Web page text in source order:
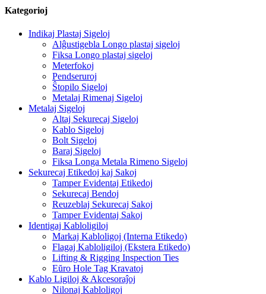
Kategorioj
Indikaj Plastaj Sigeloj
Alĝustigebla Longo plastaj sigeloj
Fiksa Longo plastaj sigeloj
Meterfokoj
Pendseruroj
Ŝtopilo Sigeloj
Metalaj Rimenaj Sigeloj
Metalaj Sigeloj
Altaj Sekurecaj Sigeloj
Kablo Sigeloj
Bolt Sigeloj
Baraj Sigeloj
Fiksa Longa Metala Rimeno Sigeloj
Sekurecaj Etikedoj kaj Sakoj
Tamper Evidentaj Etikedoj
Sekurecaj Bendoj
Reuzeblaj Sekurecaj Sakoj
Tamper Evidentaj Sakoj
Identigaj Kabloligiloj
Markaj Kabloligoj (Interna Etikedo)
Flagaj Kabloligiloj (Ekstera Etikedo)
Lifting & Rigging Inspection Ties
Eŭro Hole Tag Kravatoj
Kablo Ligiloj & Akcesoraĵoj
Nilonaj Kabloligoj